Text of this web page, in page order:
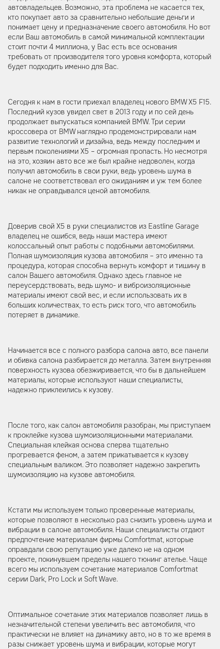
автовладельцев. Возможно, эта проблема не касается тех,
кто покупает авто за сравнительно небольшие деньги и
понимает цену и предназначение своего автомобиля. Но вот
если Ваш автомобиль в самой минимальной комплектации
стоит почти 4 миллиона, у Вас есть все основания
требовать от производителя того уровня комфорта, который
будет подходить именно для Вас.
Сегодня к нам в гости приехал владелец нового BMW X5 F15.
Последний кузов увидел свет в 2013 году и по сей день
продолжает выпускаться компанией BMW. Три серии
кроссовера от BMW наглядно продемонстрировали нам
развитие технологий и дизайна, ведь между последним и
первым поколениями X5 – огромная пропасть. Но несмотря
на это, хозяин авто все же был крайне недоволен, когда
получил автомобиль в свои руки, ведь уровень шума в
салоне не соответствовал его ожиданиям и уж тем более
никак не оправдывался ценой автомобиля.
Доверив свой Х5 в руки специалистов из Eastline Garage
владелец не ошибся, ведь наши мастера имеют
колоссальный опыт работы с подобными автомобилями.
Полная шумоизоляция кузова автомобиля – это именно та
процедура, которая способна вернуть комфорт и тишину в
салон Вашего автомобиля. Однако здесь главное не
переусердствовать, ведь шумо- и виброизоляционные
материалы имеют свой вес, и если использовать их в
больших количествах, то есть риск того, что автомобиль
потеряет в динамике.
Начинается все с полного разбора салона авто, все панели
и обивка салона разбирается до металла. Затем внутренняя
поверхность кузова обезжиривается, что бы в дальнейшем
материалы, которые используют наши специалисты,
надежно приклеились к кузову.
После того, как салон автомобиля разобран, мы приступаем
к проклейке кузова шумоизоляционными материалами.
Специальная клейкая основа сперва тщательно
прогревается феном, а затем прикатывается к кузову
специальным валиком. Это позволяет надежно закрепить
шумоизоляцию на кузове автомобиля.
Кстати мы используем только проверенные материалы,
которые позволяют в несколько раз снизить уровень шума и
вибрации в салоне автомобиля. Наши специалисты отдают
предпочтение материалам фирмы Comfortmat, которые
оправдали свою репутацию уже далеко не на одном
проекте, покинувшем пределы нашего тюнинг ателье. Чаще
всего мы используем сочетание материалов Comfortmat
серии Dark, Pro Lock и Soft Wave.
Оптимальное сочетание этих материалов позволяет лишь в
незначительной степени увеличить вес автомобиля, что
практически не влияет на динамику авто, но в то же время в
разы снижает уровень шума и вибрации, которые могут